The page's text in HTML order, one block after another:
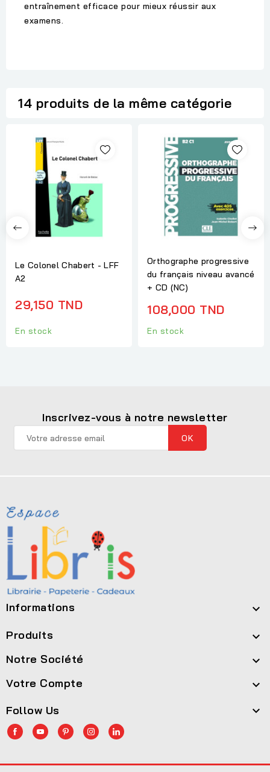
entraînement efficace pour mieux réussir aux
examens.
14 produits de la même catégorie
Le Colonel Chabert - LFF
A2
29,150 TND
En stock
Orthographe progressive
du français niveau avancé
+ CD (NC)
108,000 TND
En stock
Inscrivez-vous à notre newsletter
Informations 
Produits 
Notre Société 
Votre Compte 
Follow Us 